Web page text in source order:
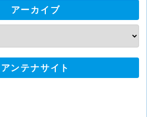
アーカイブ
アンテナサイト